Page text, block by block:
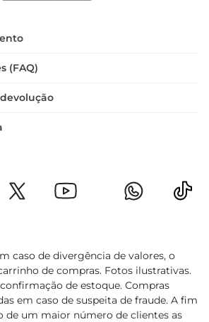
(FAQ)
caso de divergência de valores, o
de compras. Fotos ilustrativas.
de estoque. Compras
em caso de suspeita de fraude. A fim
de um maior número de clientes as